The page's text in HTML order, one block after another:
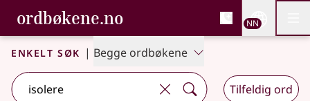
Gå til hovudinnhald
Tilgjenge
ordbøkene.no, Bokmålsordboka og
Bokmålsordboka og Nynorskordboka
NN
Enkelt søk | Begge ordbøkene
Tilfeldig ord